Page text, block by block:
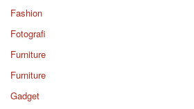
Fashion
Fotografi
Furniture
Furniture
Gadget